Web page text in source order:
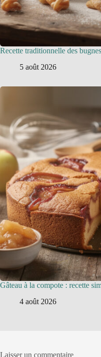
Recette traditionnelle des
5 août 2026
Gâteau à la compote : recette
4 août 2026
Laisser un commentaire